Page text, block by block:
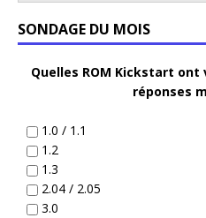
SONDAGE DU MOIS
Quelles ROM Kickstart ont
réponses
1.0 / 1.1
1.2
1.3
2.04 / 2.05
3.0